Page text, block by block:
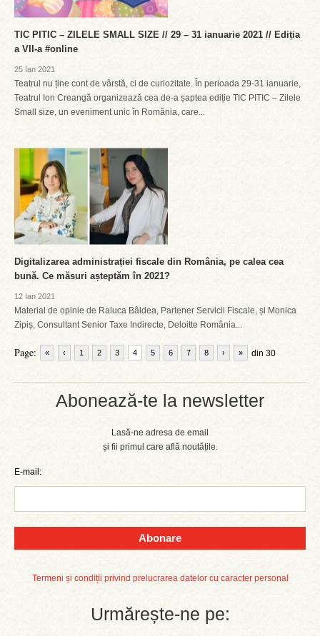
Abonează-te la newsletter
Lasă-ne adresa de email
și fii primul care află noutățile.
E-mail:
Abonare
Termeni și condiții privind prelucrarea datelor cu caracter personal
Urmărește-ne pe:
TIC PITIC – ZILELE SMALL SIZE // 29 – 31 ianuarie 2021 // Ediția
a VII-a #online
25 Ian 2021
Teatrul nu ține cont de vârstă, ci de curiozitate. În perioada 29-31 ianuarie,
Teatrul Ion Creangă organizează cea de-a șaptea ediție TIC PITIC – Zilele
Small size, un eveniment unic în România, care...
Digitalizarea administrației fiscale din România, pe calea cea
bună. Ce măsuri așteptăm în 2021?
12 Ian 2021
Material de opinie de Raluca Bâldea, Partener Servicii Fiscale, și Monica
Zipiș, Consultant Senior Taxe Indirecte, Deloitte România...
Page: « ‹ 1 2 3 4 5 6 7 8 din 30
› »